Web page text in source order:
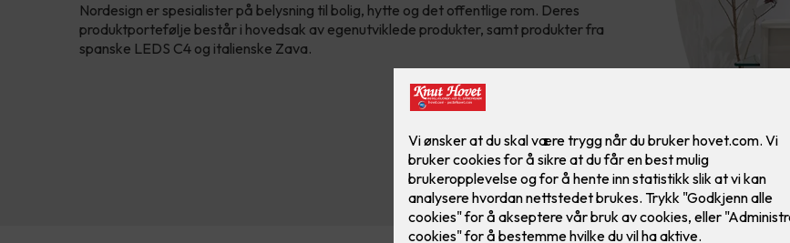
Nordesign er spesialister på belysning til bolig, hytte og det offentlige rom. Deres
produktportefølje består i hovedsak av egenutviklede produkter, samt produkter fra
spanske LEDS C4 og italienske Zava.